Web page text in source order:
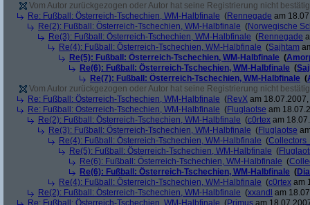
Vom Autor zurückgezogen oder Autor hat seine Registrierung nicht
Re: Fußball: Österreich-Tschechien, WM-Halbfinale (Rennegade am
Re(2): Fußball: Österreich-Tschechien, WM-Halbfinale (Norwegische
Re(3): Fußball: Österreich-Tschechien, WM-Halbfinale (Rennegade
Re(4): Fußball: Österreich-Tschechien, WM-Halbfinale (Sajhtam
Re(5): Fußball: Österreich-Tschechien, WM-Halbfinale (
Re(6): Fußball: Österreich-Tschechien, WM-Halbfinale (
Re(7): Fußball: Österreich-Tschechien, WM-Halbfinale (
Vom Autor zurückgezogen oder Autor hat seine Registrierung nicht
Re: Fußball: Österreich-Tschechien, WM-Halbfinale (RevX am
Re: Fußball: Österreich-Tschechien, WM-Halbfinale (Fluglaotse am
Re(2): Fußball: Österreich-Tschechien, WM-Halbfinale (c0rtex am
Re(3): Fußball: Österreich-Tschechien, WM-Halbfinale (Fluglaotse
Re(4): Fußball: Österreich-Tschechien, WM-Halbfinale (
Re(5): Fußball: Österreich-Tschechien, WM-Halbfinale (
Re(6): Fußball: Österreich-Tschechien, WM-Halbfinale (
Re(6): Fußball: Österreich-Tschechien, WM-Halbfinale (
Re(4): Fußball: Österreich-Tschechien, WM-Halbfinale (c0rtex am
Re(2): Fußball: Österreich-Tschechien, WM-Halbfinale (xxandl am
Re: Fußball: Österreich-Tschechien, WM-Halbfinale (Primus am